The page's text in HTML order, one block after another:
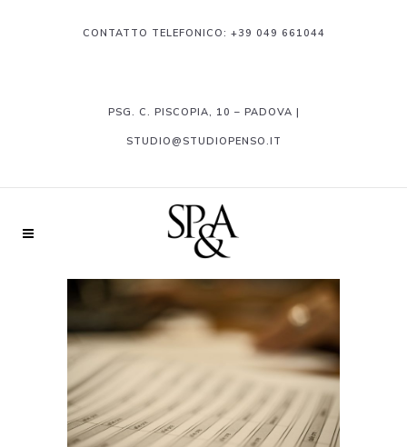
CONTATTO TELEFONICO: +39 049 661044
PSG. C. PISCOPIA, 10 – PADOVA |
STUDIO@STUDIOPENSO.IT